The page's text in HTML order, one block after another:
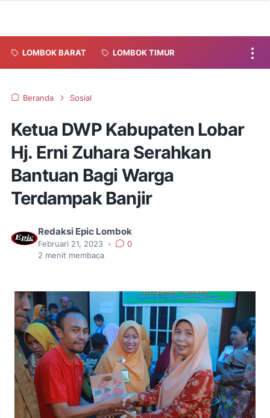
LOMBOK BARAT LOMBOK TIMUR
Beranda Sosial
Ketua DWP Kabupaten Lobar
Hj. Erni Zuhara Serahkan
Bantuan Bagi Warga
Terdampak Banjir
Redaksi Epic Lombok
Februari 21, 2023 •
0
2 menit membaca